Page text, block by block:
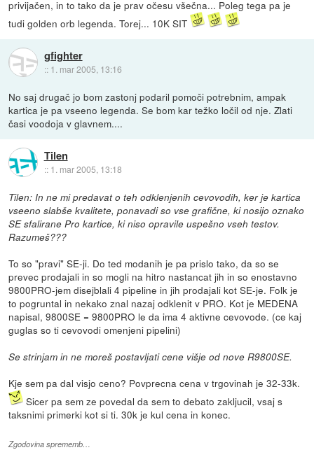
privijačen, in to tako da je prav očesu všečna... Poleg tega pa je
tudi golden orb legenda. Torej... 10K SIT
gfighter
:: 1. mar 2005, 13:16
No saj drugač jo bom zastonj podaril pomoči potrebnim, ampak
kartica je pa vseeno legenda. Se bom kar težko ločil od nje. Zlati
časi voodoja v glavnem....
Tilen
:: 1. mar 2005, 13:18
Tilen: In ne mi predavat o teh odklenjenih cevovodih, ker je kartica
vseeno slabše kvalitete, ponavadi so vse grafične, ki nosijo oznako
SE sfalirane Pro kartice, ki niso opravile uspešno vseh testov.
Razumeš???
To so "pravi" SE-ji. Do ted modanih je pa prislo tako, da so se
prevec prodajali in so mogli na hitro nastancat jih in so enostavno
9800PRO-jem disejblali 4 pipeline in jih prodajali kot SE-je. Folk je
to pogruntal in nekako znal nazaj odklenit v PRO. Kot je MEDENA
napisal, 9800SE = 9800PRO le da ima 4 aktivne cevovode. (ce kaj
guglas so ti cevovodi omenjeni pipelini)
Se strinjam in ne moreš postavljati cene višje od nove R9800SE.
Kje sem pa dal visjo ceno? Povprecna cena v trgovinah je 32-33k.
Sicer pa sem ze povedal da sem to debato zakljucil, vsaj s
taksnimi primerki kot si ti. 30k je kul cena in konec.
Zgodovina sprememb…